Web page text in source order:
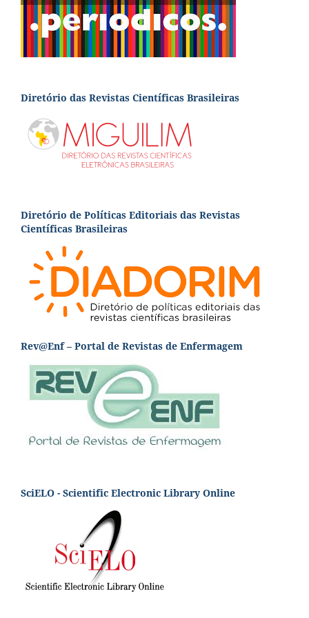
Diretório das Revistas Científicas Brasileiras
Diretório de Políticas Editoriais das Revistas
Científicas Brasileiras
Rev@Enf – Portal de Revistas de Enfermagem
SciELO - Scientific Electronic Library Online